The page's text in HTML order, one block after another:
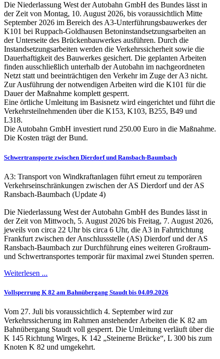
Die Niederlassung West der Autobahn GmbH des Bundes lässt in
der Zeit von Montag, 10. August 2026, bis voraussichtlich Mitte
September 2026 im Bereich des A3-Unterführungsbauwerkes der
K101 bei Ruppach-Goldhausen Betoninstandsetzungsarbeiten an
der Unterseite des Brückenbauwerkes ausführen. Durch die
Instandsetzungsarbeiten werden die Verkehrssicherheit sowie die
Dauerhaftigkeit des Bauwerkes gesichert. Die geplanten Arbeiten
finden ausschließlich unterhalb der Autobahn im nachgeordneten
Netzt statt und beeinträchtigen den Verkehr im Zuge der A3 nicht.
Zur Ausführung der notwendigen Arbeiten wird die K101 für die
Dauer der Maßnahme komplett gesperrt.
Eine örtliche Umleitung im Basisnetz wird eingerichtet und führt die
Verkehrsteilnehmenden über die K153, K103, B255, B49 und
L318.
Die Autobahn GmbH investiert rund 250.00 Euro in die Maßnahme.
Die Kosten trägt der Bund.
Schwertransporte zwischen Dierdorf und Ransbach-Baumbach
A3: Transport von Windkraftanlagen führt erneut zu temporären
Verkehrseinschränkungen zwischen der AS Dierdorf und der AS
Ransbach-Baumbach (Update 4)
Die Niederlassung West der Autobahn GmbH des Bundes lässt in
der Zeit von Mittwoch, 5. August 2026 bis Freitag, 7. August 2026,
jeweils von circa 22 Uhr bis circa 6 Uhr, die A3 in Fahrtrichtung
Frankfurt zwischen der Anschlussstelle (AS) Dierdorf und der AS
Ransbach-Baumbach zur Durchführung eines weiteren Großraum-
und Schwertransportes temporär für maximal zwei Stunden sperren.
Weiterlesen ...
Vollsperrung K 82 am Bahnübergang Staudt bis 04.09.2026
Vom 27. Juli bis voraussichtlich 4. September wird zur
Verkehrssicherung im Rahmen anstehender Arbeiten die K 82 am
Bahnübergang Staudt voll gesperrt. Die Umleitung verläuft über die
K 145 Richtung Wirges, K 142 „Steinerne Brücke“, L 300 bis zum
Knoten K 82 und umgekehrt.